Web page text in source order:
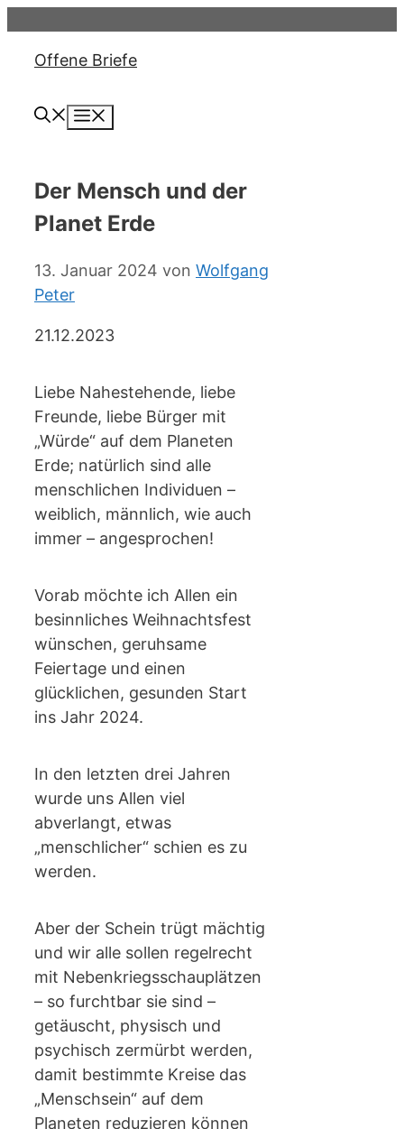
springen
Offene Briefe
Der Mensch und der
Planet Erde
13. Januar 2024 von Wolfgang
Peter
21.12.2023
Liebe Nahestehende, liebe
Freunde, liebe Bürger mit
„Würde“ auf dem Planeten
Erde; natürlich sind alle
menschlichen Individuen –
weiblich, männlich, wie auch
immer – angesprochen!
Vorab möchte ich Allen ein
besinnliches Weihnachtsfest
wünschen, geruhsame
Feiertage und einen
glücklichen, gesunden Start
ins Jahr 2024.
In den letzten drei Jahren
wurde uns Allen viel
abverlangt, etwas
„menschlicher“ schien es zu
werden.
Aber der Schein trügt mächtig
und wir alle sollen regelrecht
mit Nebenkriegsschauplätzen
– so furchtbar sie sind –
getäuscht, physisch und
psychisch zermürbt werden,
damit bestimmte Kreise das
„Menschsein“ auf dem
Planeten reduzieren können